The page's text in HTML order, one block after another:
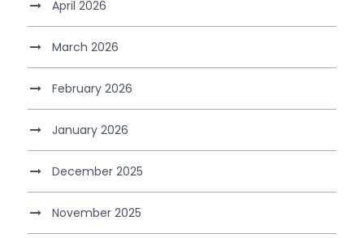
April 2026
March 2026
February 2026
January 2026
December 2025
November 2025